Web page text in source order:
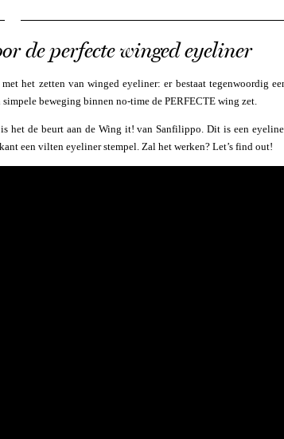
de perfecte winged eyeliner
het zetten van winged eyeliner: er bestaat tegenwoordig
beweging binnen no-time de PERFECTE wing zet.
het de beurt aan de Wing it! van Sanfilippo. Dit is een
een vilten eyeliner stempel. Zal het werken? Let’s find out!